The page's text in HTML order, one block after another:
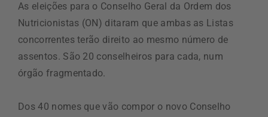
As eleições para o Conselho Geral da Ordem dos
Nutricionistas (ON) ditaram que ambas as Listas
concorrentes terão direito ao mesmo número de
assentos. São 20 conselheiros para cada, num
órgão fragmentado.
Dos 40 nomes que vão compor o novo Conselho